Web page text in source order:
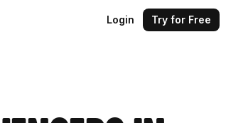
Login Try for Free